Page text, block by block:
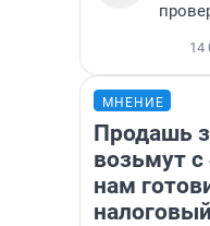
14
МНЕНИЕ
Продашь
возьмут
нам